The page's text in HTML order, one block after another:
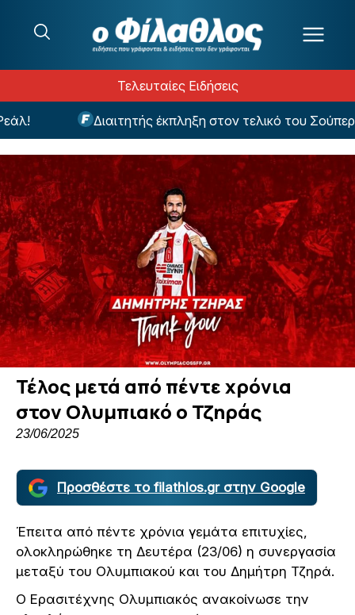
Τελευταίες Ειδήσεις
Διαιτητής έκπληξη στον τελικό του Σούπερ
Τέλος μετά από πέντε χρόνια
στον Ολυμπιακό ο Τζηράς
23/06/2025
Προσθέστε το filathlos.gr στην Google
Έπειτα από πέντε χρόνια γεμάτα επιτυχίες,
ολοκληρώθηκε τη Δευτέρα (23/06) η συνεργασία
μεταξύ του Ολυμπιακού και του Δημήτρη Τζηρά.
Ο Ερασιτέχνης Ολυμπιακός ανακοίνωσε την